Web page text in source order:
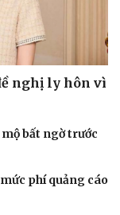
- Gia đình
nghị ly hôn vì
bất ngờ trước
phí quảng cáo